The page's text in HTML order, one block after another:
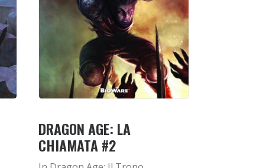
DRAGON AGE: LA
CHIAMATA #2